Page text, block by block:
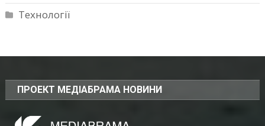
Технології
ПРОЕКТ МЕДІАБРАМА НОВИНИ